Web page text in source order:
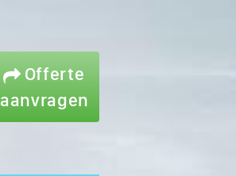
Offerte
aanvragen